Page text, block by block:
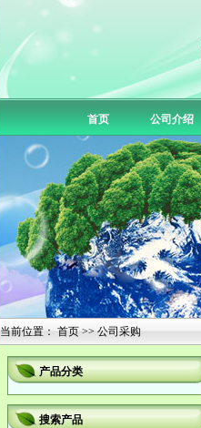
首页 公司介绍
当前位置： 首页 >> 公司采购
产品分类
搜索产品